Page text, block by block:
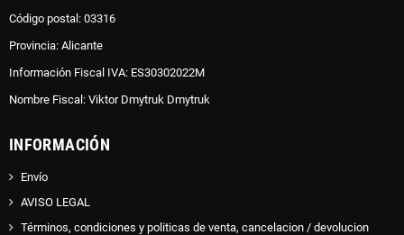
Código postal: 03316
Provincia: Alicante
Información Fiscal IVA: ES30302022M
Nombre Fiscal: Viktor Dmytruk Dmytruk
INFORMACIÓN
Envío
AVISO LEGAL
Términos, condiciones y politicas de venta, cancelacion / devolucion